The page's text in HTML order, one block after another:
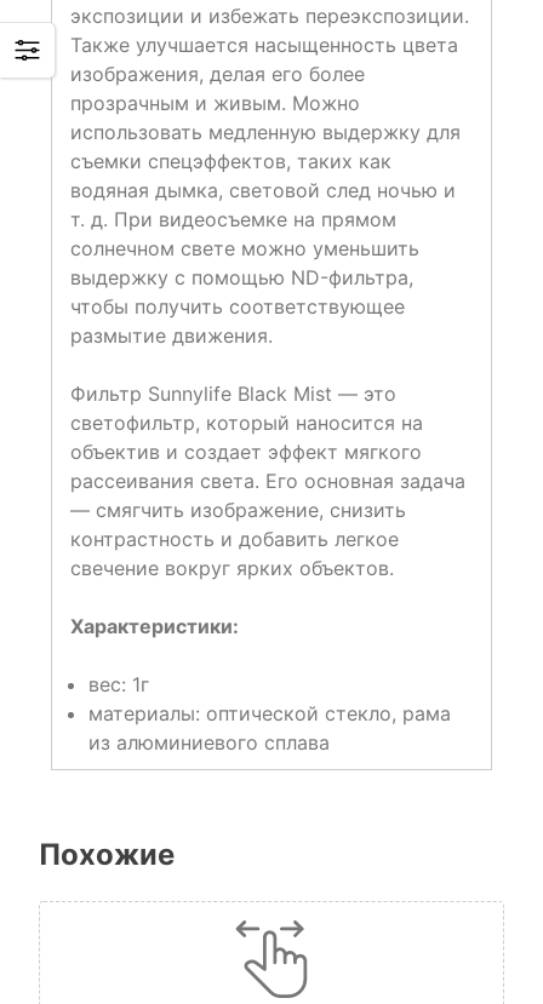
экспозиции и избежать переэкспозиции.
Также улучшается насыщенность цвета
изображения, делая его более
прозрачным и живым. Можно
использовать медленную выдержку для
съемки спецэффектов, таких как
водяная дымка, световой след ночью и
т. д. При видеосъемке на прямом
солнечном свете можно уменьшить
выдержку с помощью ND-фильтра,
чтобы получить соответствующее
размытие движения.
Фильтр Sunnylife Black Mist — это
светофильтр, который наносится на
объектив и создает эффект мягкого
рассеивания света. Его основная задача
— смягчить изображение, снизить
контрастность и добавить легкое
свечение вокруг ярких объектов.
Характеристики:
вес: 1г
материалы: оптической стекло, рама
из алюминиевого сплава
Похожие